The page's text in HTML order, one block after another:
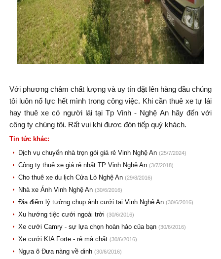
Với phương châm chất lượng và uy tín đặt lên hàng đầu chúng
tôi luôn nổ lực hết mình trong công việc. Khi cần thuê xe tự lái
hay thuê xe có người lái tại Tp Vinh - Nghệ An hãy đến với
công ty chúng tôi. Rất vui khi được đón tiếp quý khách.
Tin tức khác:
Dịch vụ chuyển nhà trọn gói giá rẻ Vinh Nghệ An (25/7/2024)
Công ty thuê xe giá rẻ nhất TP Vinh Nghệ An (3/7/2018)
Cho thuê xe du lịch Cửa Lò Nghệ An (29/8/2016)
Nhà xe Ánh Vinh Nghệ An (30/6/2016)
Địa điểm lý tưởng chụp ảnh cưới tại Vinh Nghệ An (30/6/2016)
Xu hướng tiệc cưới ngoài trời (30/6/2016)
Xe cưới Camry - sự lựa chọn hoàn hảo của bạn (30/6/2016)
Xe cưới KIA Forte - rẻ mà chất (30/6/2016)
Ngựa ô Đưa nàng về dinh (30/6/2016)